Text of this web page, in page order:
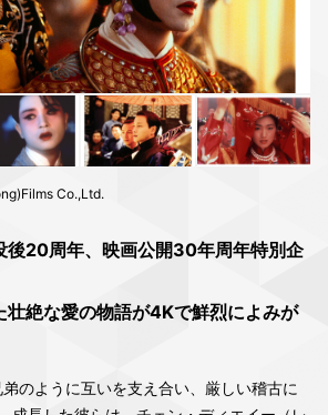
Co.,Ltd.
後20周年、映画公開30年周年特別企
壮絶な愛の物語が4Kで鮮烈によみが
のように互いを支え合い、厳しい稽古に